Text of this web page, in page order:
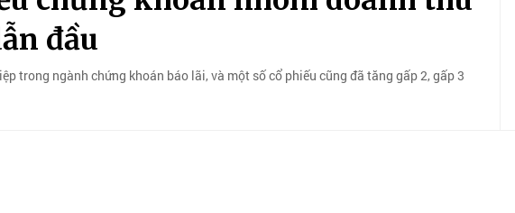
đầu
trong ngành chứng khoán báo lãi, và một số cổ phiếu cũng đã tăng gấp 2, gấp 3